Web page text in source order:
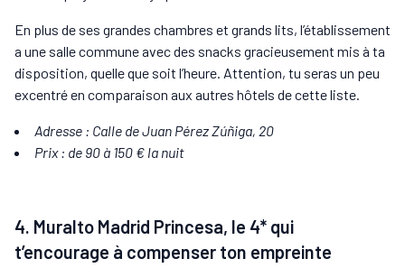
En plus de ses grandes chambres et grands lits, l’établissement
a une salle commune avec des snacks gracieusement mis à ta
disposition, quelle que soit l’heure. Attention, tu seras un peu
excentré en comparaison aux autres hôtels de cette liste.
Adresse : Calle de Juan Pérez Zúñiga, 20
Prix : de 90 à 150 € la nuit
4. Muralto Madrid Princesa, le 4* qui
t’encourage à compenser ton empreinte